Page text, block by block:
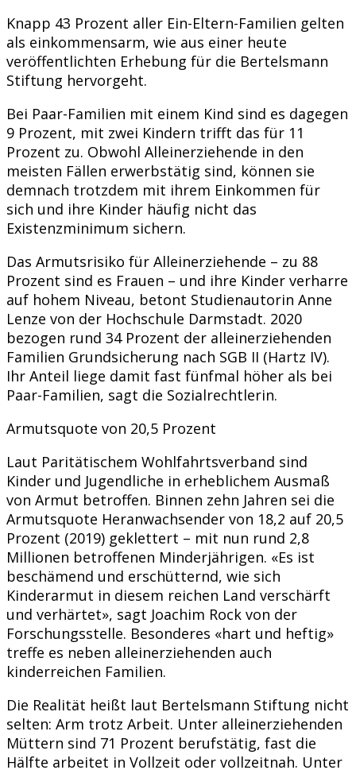
Knapp 43 Prozent aller Ein-Eltern-Familien gelten
als einkommensarm, wie aus einer heute
veröffentlichten Erhebung für die Bertelsmann
Stiftung hervorgeht.
Bei Paar-Familien mit einem Kind sind es dagegen
9 Prozent, mit zwei Kindern trifft das für 11
Prozent zu. Obwohl Alleinerziehende in den
meisten Fällen erwerbstätig sind, können sie
demnach trotzdem mit ihrem Einkommen für
sich und ihre Kinder häufig nicht das
Existenzminimum sichern.
Das Armutsrisiko für Alleinerziehende – zu 88
Prozent sind es Frauen – und ihre Kinder verharre
auf hohem Niveau, betont Studienautorin Anne
Lenze von der Hochschule Darmstadt. 2020
bezogen rund 34 Prozent der alleinerziehenden
Familien Grundsicherung nach SGB II (Hartz IV).
Ihr Anteil liege damit fast fünfmal höher als bei
Paar-Familien, sagt die Sozialrechtlerin.
Armutsquote von 20,5 Prozent
Laut Paritätischem Wohlfahrtsverband sind
Kinder und Jugendliche in erheblichem Ausmaß
von Armut betroffen. Binnen zehn Jahren sei die
Armutsquote Heranwachsender von 18,2 auf 20,5
Prozent (2019) geklettert – mit nun rund 2,8
Millionen betroffenen Minderjährigen. «Es ist
beschämend und erschütternd, wie sich
Kinderarmut in diesem reichen Land verschärft
und verhärtet», sagt Joachim Rock von der
Forschungsstelle. Besonderes «hart und heftig»
treffe es neben alleinerziehenden auch
kinderreichen Familien.
Die Realität heißt laut Bertelsmann Stiftung nicht
selten: Arm trotz Arbeit. Unter alleinerziehenden
Müttern sind 71 Prozent berufstätig, fast die
Hälfte arbeitet in Vollzeit oder vollzeitnah. Unter